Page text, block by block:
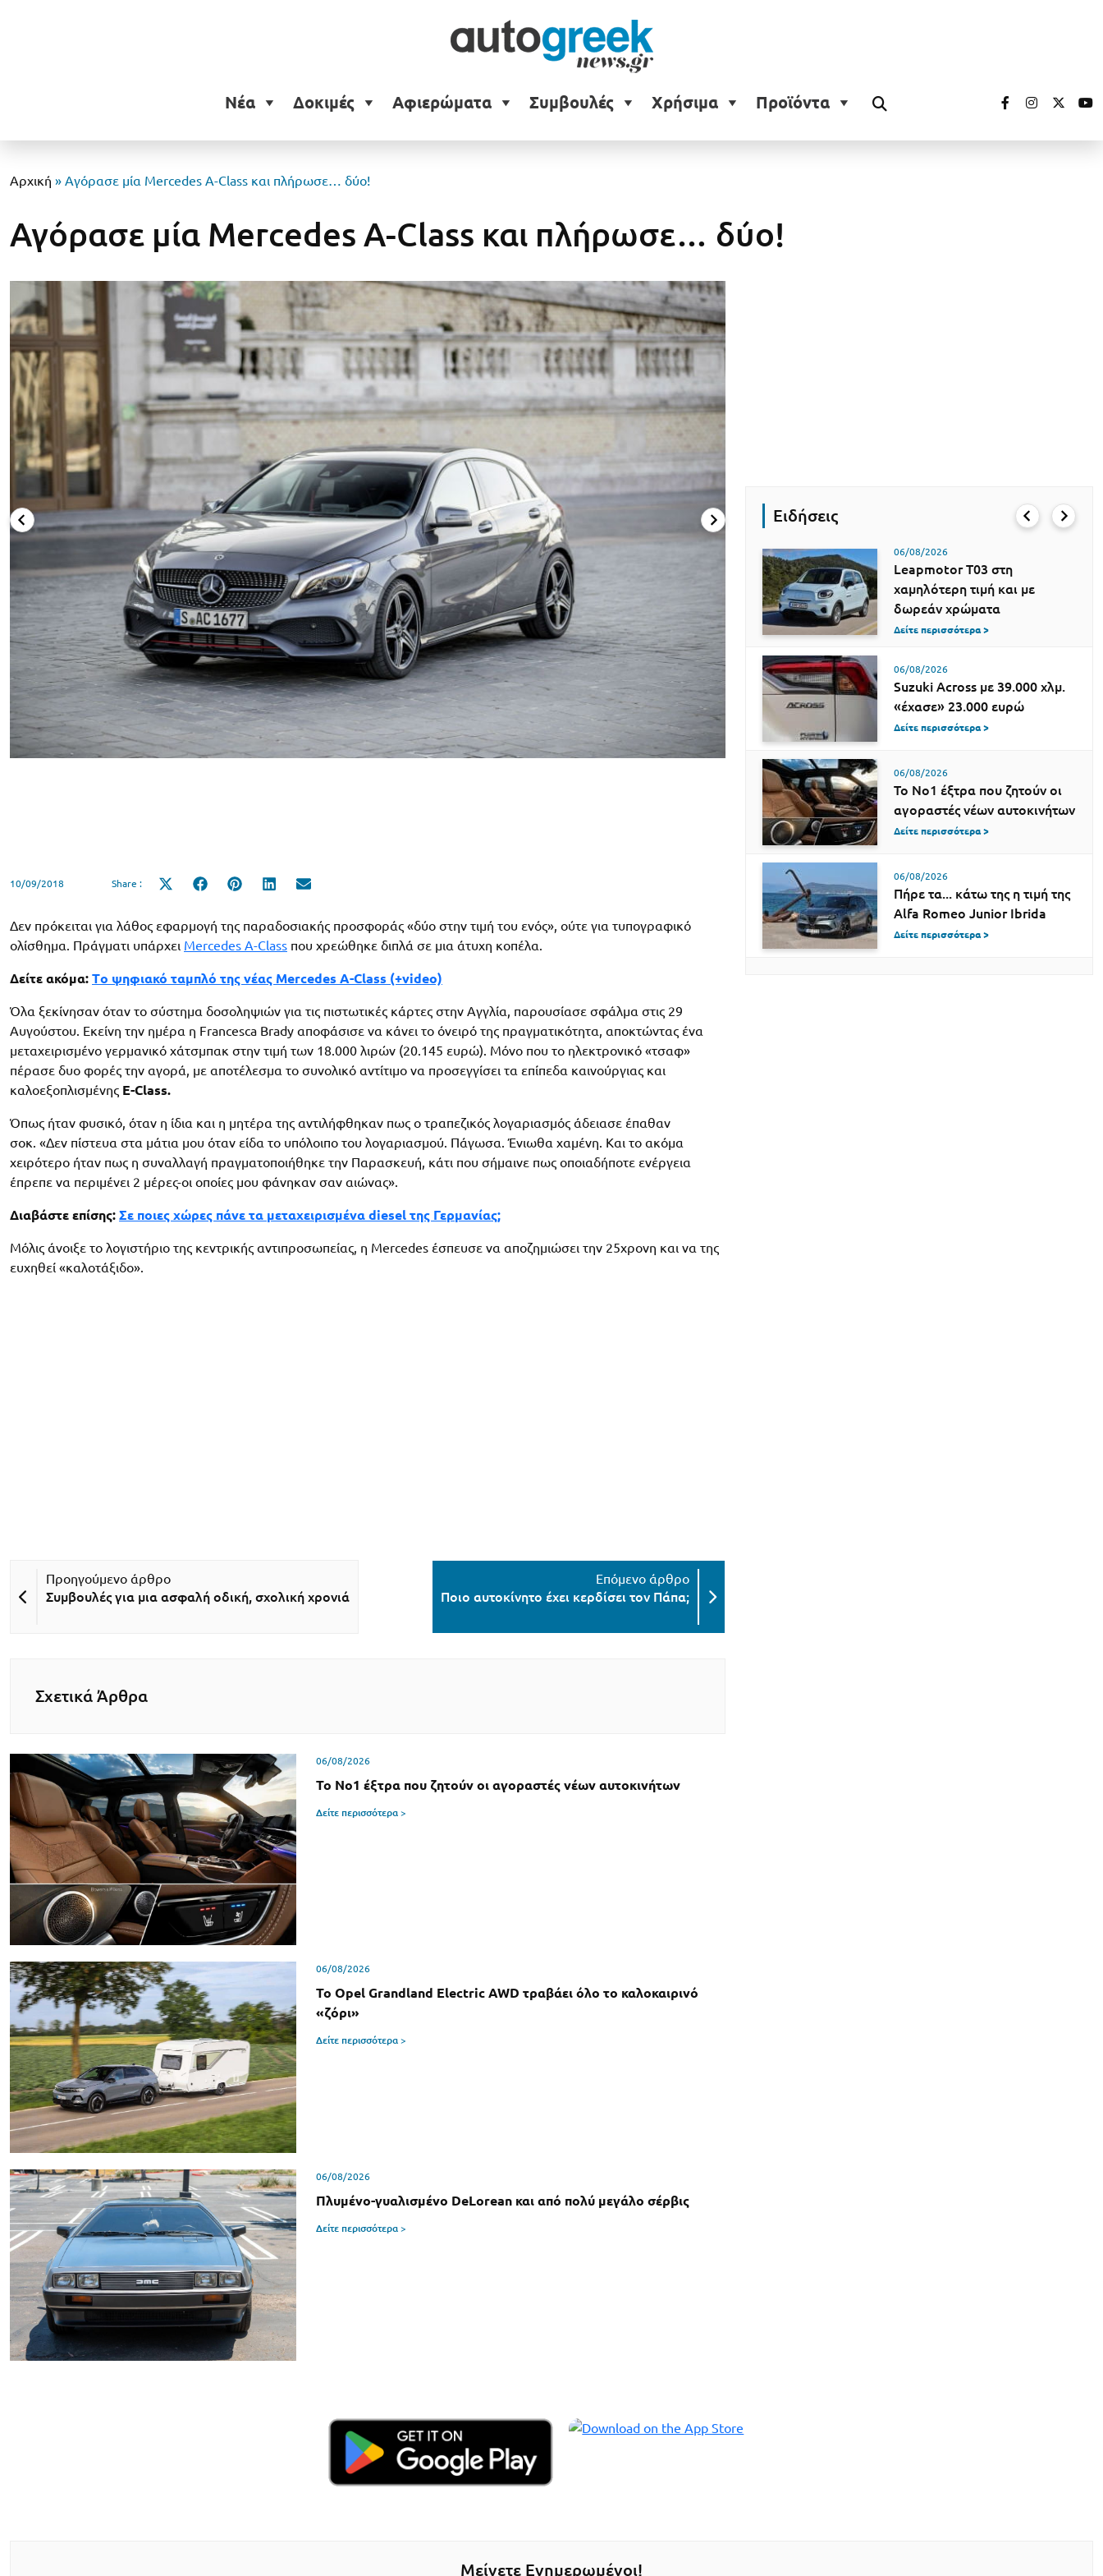
Νέα Δοκιμές Αφιερώματα Συμβουλές Χρήσιμα Προϊόντα
Αρχική » Αγόρασε μία Mercedes A-Class και πλήρωσε… δύο!
Αγόρασε μία Mercedes A-Class και πλήρωσε… δύο!
10/09/2018 Share :
Share
Share
Share
Share
Δεν πρόκειται για λάθος εφαρμογή της παραδοσιακής προσφοράς «δύο στην τιμή του ενός», ούτε για τυπογραφικό
ολίσθημα. Πράγματι υπάρχει Mercedes A-Class που χρεώθηκε διπλά σε μια άτυχη κοπέλα.
Δείτε ακόμα: Tο ψηφιακό ταμπλό της νέας Mercedes A-Class (+video)
Όλα ξεκίνησαν όταν το σύστημα δοσοληψιών για τις πιστωτικές κάρτες στην Αγγλία, παρουσίασε σφάλμα στις 29
Αυγούστου. Εκείνη την ημέρα η Francesca Brady αποφάσισε να κάνει το όνειρό της πραγματικότητα, αποκτώντας ένα
μεταχειρισμένο γερμανικό χάτσμπακ στην τιμή των 18.000 λιρών (20.145 ευρώ). Μόνο που το ηλεκτρονικό «τσαφ»
πέρασε δυο φορές την αγορά, με αποτέλεσμα το συνολικό αντίτιμο να προσεγγίσει τα επίπεδα καινούργιας και
καλοεξοπλισμένης E-Class.
Όπως ήταν φυσικό, όταν η ίδια και η μητέρα της αντιλήφθηκαν πως ο τραπεζικός λογαριασμός άδειασε έπαθαν
σοκ. «Δεν πίστευα στα μάτια μου όταν είδα το υπόλοιπο του λογαριασμού. Πάγωσα. Ένιωθα χαμένη. Και το ακόμα
χειρότερο ήταν πως η συναλλαγή πραγματοποιήθηκε την Παρασκευή, κάτι που σήμαινε πως οποιαδήποτε ενέργεια
έπρεπε να περιμένει 2 μέρες-οι οποίες μου φάνηκαν σαν αιώνας».
Διαβάστε επίσης: Σε ποιες χώρες πάνε τα μεταχειρισμένα diesel της Γερμανίας;
Μόλις άνοιξε το λογιστήριο της κεντρικής αντιπροσωπείας, η Mercedes έσπευσε να αποζημιώσει την 25χρονη και να της
ευχηθεί «καλοτάξιδο».
Συμβουλές για μια ασφαλή οδική, σχολική χρονιά Ποιο αυτοκίνητο έχει κερδίσει τον Πάπα;
Σχετικά Άρθρα
06/08/2026
Το Νο1 έξτρα που ζητούν οι αγοραστές νέων αυτοκινήτων
Δείτε περισσότερα >
06/08/2026
Το Opel Grandland Electric AWD τραβάει όλο το καλοκαιρινό
«ζόρι»
Δείτε περισσότερα >
06/08/2026
Πλυμένο-γυαλισμένο DeLorean και από πολύ μεγάλο σέρβις
Δείτε περισσότερα >
Ειδήσεις
06/08/2026
Leapmotor T03 στη
χαμηλότερη τιμή και με
δωρεάν χρώματα
Δείτε περισσότερα >
06/08/2026
Suzuki Across με 39.000 χλμ.
«έχασε» 23.000 ευρώ
Δείτε περισσότερα >
06/08/2026
Το Νο1 έξτρα που ζητούν οι
αγοραστές νέων αυτοκινήτων
Δείτε περισσότερα >
06/08/2026
Πήρε τα... κάτω της η τιμή της
Alfa Romeo Junior Ibrida
Δείτε περισσότερα >
Μείνετε Ενημερωμένοι!